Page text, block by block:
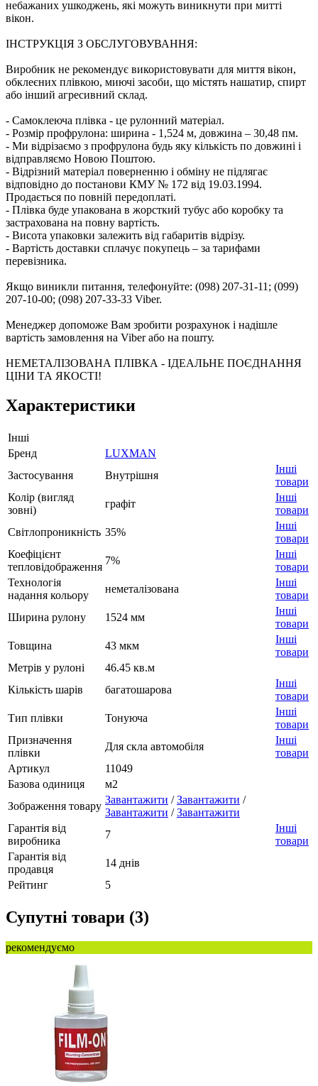
небажаних ушкоджень, які можуть виникнути при митті
вікон.
ІНСТРУКЦІЯ З ОБСЛУГОВУВАННЯ:
Виробник не рекомендує використовувати для миття вікон,
обклеєних плівкою, миючі засоби, що містять нашатир, спирт
або інший агресивний склад.
- Самоклеюча плівка - це рулонний матеріал.
- Розмір профрулона: ширина - 1,524 м, довжина – 30,48 пм.
- Ми відрізаємо з профрулона будь яку кількість по довжині і
відправляємо Новою Поштою.
- Відрізний матеріал поверненню і обміну не підлягає
відповідно до постанови КМУ № 172 від 19.03.1994.
Продається по повній передоплаті.
- Плівка буде упакована в жорсткий тубус або коробку та
застрахована на повну вартість.
- Висота упаковки залежить від габаритів відрізу.
- Вартість доставки сплачує покупець – за тарифами
перевізника.
Якщо виникли питання, телефонуйте: (098) 207-31-11; (099)
207-10-00; (098) 207-33-33 Viber.
Менеджер допоможе Вам зробити розрахунок і надішле
вартість замовлення на Viber або на пошту.
НЕМЕТАЛІЗОВАНА ПЛІВКА - ІДЕАЛЬНЕ ПОЄДНАННЯ
ЦІНИ ТА ЯКОСТІ!
Характеристики
Інші
Бренд
LUXMAN
Застосування
Внутрішня
Інші
товари
Колір (вигляд
зовні)
графіт
Інші
товари
Світлопроникність 35%
Інші
товари
Коефіцієнт
тепловідображення
7%
Інші
товари
Технологія
надання кольору
неметалізована
Інші
товари
Ширина рулону
1524 мм
Інші
товари
Товщина
43 мкм
Інші
товари
Метрів у рулоні
46.45 кв.м
Кількість шарів
багатошарова
Інші
товари
Тип плівки
Тонуюча
Інші
товари
Призначення
плівки
Для скла автомобіля
Інші
товари
Артикул
11049
Базова одиниця
м2
Зображення товару
Завантажити /Завантажити /
Завантажити /Завантажити
Гарантія від
виробника
7
Інші
товари
Гарантія від
продавця
14 днів
Рейтинг
5
Супутні товари (3)
рекомендуємо